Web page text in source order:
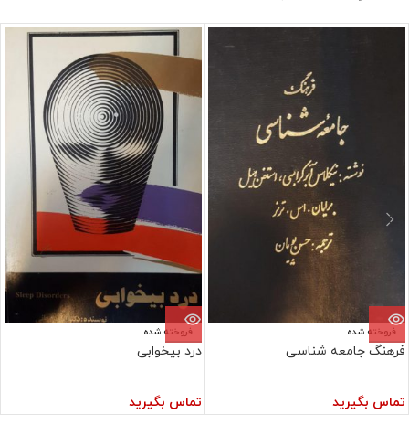
فروخته شده
فرهنگ جامعه شناسی
تماس بگیرید
فروخته شده
درد بیخوابی
تماس بگیرید